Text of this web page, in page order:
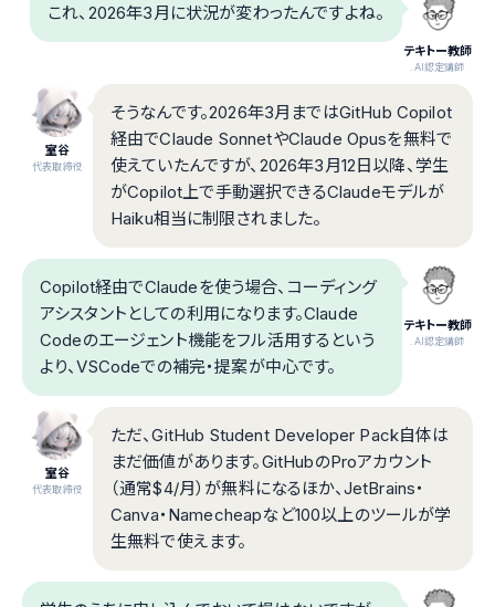
テキトー教師
.AI認定講師
これ、2026年3月に状況が変わったんですよね。
室谷
代表取締役
そうなんです。2026年3月まではGitHub Copilot
経由でClaude SonnetやClaude Opusを無料で
使えていたんですが、2026年3月12日以降、学生
がCopilot上で手動選択できるClaudeモデルが
Haiku相当に制限されました。
テキトー教師
.AI認定講師
Copilot経由でClaudeを使う場合、コーディング
アシスタントとしての利用になります。Claude
Codeのエージェント機能をフル活用するという
より、VSCodeでの補完・提案が中心です。
室谷
代表取締役
ただ、GitHub Student Developer Pack自体は
まだ価値があります。GitHubのProアカウント
（通常$4/月）が無料になるほか、JetBrains・
Canva・Namecheapなど100以上のツールが学
生無料で使えます。